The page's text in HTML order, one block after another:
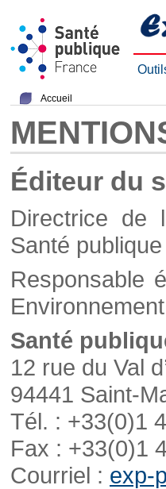
Accueil
Éditeur du
Directrice de
Santé
Responsable
Santé
12 rue du Val
94441 Saint-
Tél. : +33(0)1
Fax : +33(0)1
Courriel : exp-